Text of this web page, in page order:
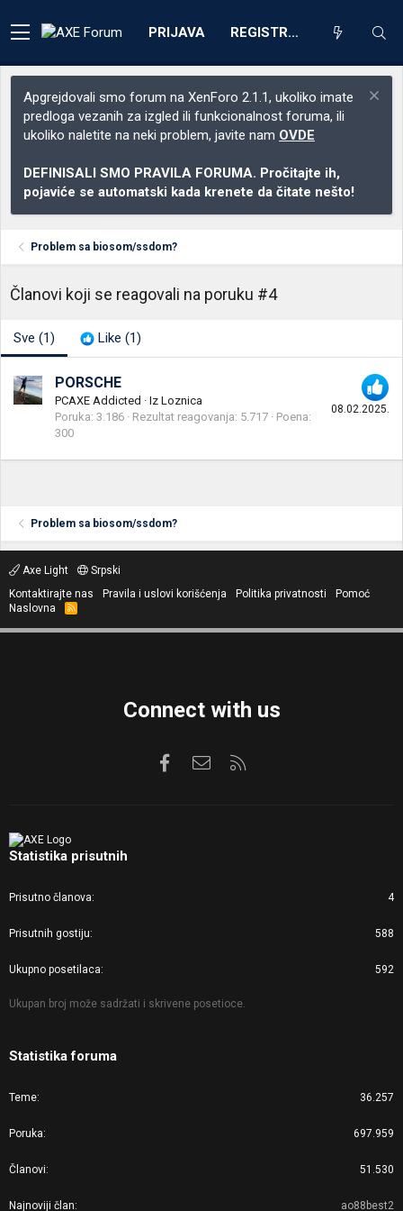
PRIJAVA REGISTRACIJA
Apgrejdovali smo forum na XenForo 2.1.1, ukoliko imate
predloga vezanih za izgled ili funkcionalnost foruma, ili
ukoliko naletite na neki problem, javite nam OVDE
DEFINISALI SMO PRAVILA FORUMA. Pročitajte ih,
pojaviće se automatski kada krenete da čitate nešto!
Problem sa biosom/ssdom?
Članovi koji se reagovali na poruku #4
Sve (1) Like (1)
08.02.2025.
PORSCHE
PCAXE Addicted · Iz Loznica
Poruka 3.186 Rezultat reagovanja 5.717
Poena
300
Problem sa biosom/ssdom?
Axe Light
Srpski
Kontaktirajte nas
Pravila i uslovi korišćenja Politika privatnosti
Pomoć
Naslovna
R
S
Connect with us
FacebookKontaktirajte nas
Statistika prisutnih
Prisutno članova 4
Prisutnih gostiju 588
Ukupno posetilaca 592
Ukupan broj može sadržati i skrivene posetioce.
Statistika foruma
Teme 36.257
Poruka 697.959
Članovi 51.530
Najnoviji član ao88best2